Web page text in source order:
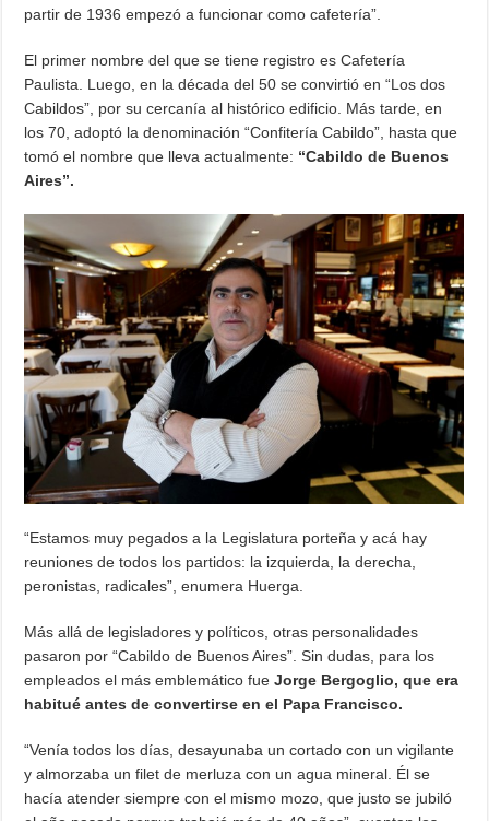
partir de 1936 empezó a funcionar como cafetería”.
El primer nombre del que se tiene registro es Cafetería
Paulista. Luego, en la década del 50 se convirtió en “Los dos
Cabildos”, por su cercanía al histórico edificio. Más tarde, en
los 70, adoptó la denominación “Confitería Cabildo”, hasta que
tomó el nombre que lleva actualmente: “Cabildo de Buenos
Aires”.
“Estamos muy pegados a la Legislatura porteña y acá hay
reuniones de todos los partidos: la izquierda, la derecha,
peronistas, radicales”, enumera Huerga.
Más allá de legisladores y políticos, otras personalidades
pasaron por “Cabildo de Buenos Aires”. Sin dudas, para los
empleados el más emblemático fue Jorge Bergoglio, que era
habitué antes de convertirse en el Papa Francisco.
“Venía todos los días, desayunaba un cortado con un vigilante
y almorzaba un filet de merluza con un agua mineral. Él se
hacía atender siempre con el mismo mozo, que justo se jubiló